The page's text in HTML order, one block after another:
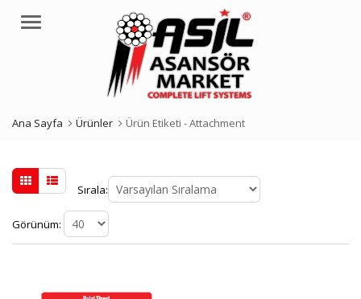
Menü
Ana Sayfa Ürünler Ürün Etiketi -Attachment
Sırala:
Görünüm: